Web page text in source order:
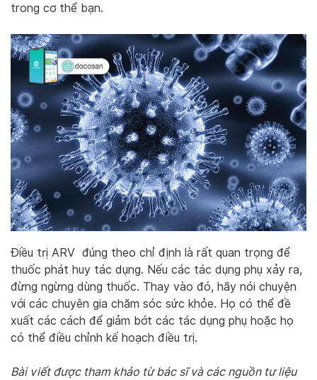
trong cơ thể bạn.
Điều trị ARV đúng theo chỉ định là rất quan trọng để
thuốc phát huy tác dụng. Nếu các tác dụng phụ xảy ra,
đừng ngừng dùng thuốc. Thay vào đó, hãy nói chuyện
với các chuyên gia chăm sóc sức khỏe. Họ có thể đề
xuất các cách để giảm bớt các tác dụng phụ hoặc họ
có thể điều chỉnh kế hoạch điều trị.
Bài viết được tham khảo từ bác sĩ và các nguồn tư liệu